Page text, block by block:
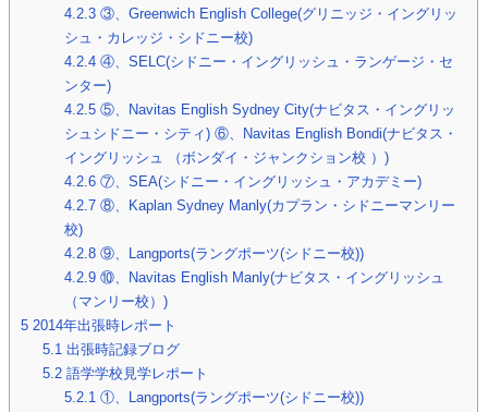
4.2.3③、Greenwich English College(グリニッジ・イングリッ
シュ・カレッジ・シドニー校)
4.2.4④、SELC(シドニー・イングリッシュ・ランゲージ・セ
ンター)
4.2.5⑤、Navitas English Sydney City(ナビタス・イングリッ
シュシドニー・シティ) ⑥、Navitas English Bondi(ナビタス・
イングリッシュ （ボンダイ・ジャンクション校 ）)
4.2.6⑦、SEA(シドニー・イングリッシュ・アカデミー)
4.2.7⑧、Kaplan Sydney Manly(カプラン・シドニーマンリー
校)
4.2.8⑨、Langports(ラングポーツ(シドニー校))
4.2.9⑩、Navitas English Manly(ナビタス・イングリッシュ
（マンリー校）)
5 2014年出張時レポート
5.1 出張時記録ブログ
5.2 語学学校見学レポート
5.2.1①、Langports(ラングポーツ(シドニー校))